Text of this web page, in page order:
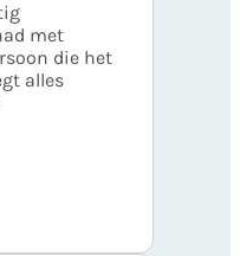
met
die het
alles